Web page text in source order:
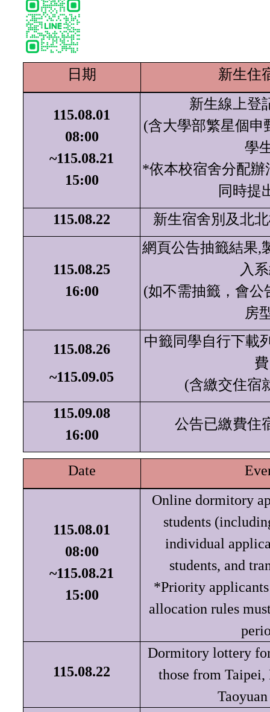
日期 新生住
115.08.01
08:00
~115.08.21
15:00
新生線上登
(含大學部繁星個申
學
*依本校宿舍分配
同時提
115.08.22
新生宿舍別及北
115.08.25
16:00
網頁公告抽籤結果,
入
(如不需抽籤，會公
房
115.08.26
~115.09.05
中籤同學自行下載
費
(含繳交住宿
115.09.08
16:00
公告已繳費住
Date
115.08.01
08:00
~115.08.21
15:00
Online dormitory
students
individual
students, and
*Priority
allocation rules
115.08.22
Dormitory lottery
those from Taipei,
Taoyuan